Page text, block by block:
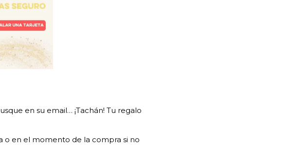
en su email… ¡Tachán! Tu regalo
o en el momento de la compra si no